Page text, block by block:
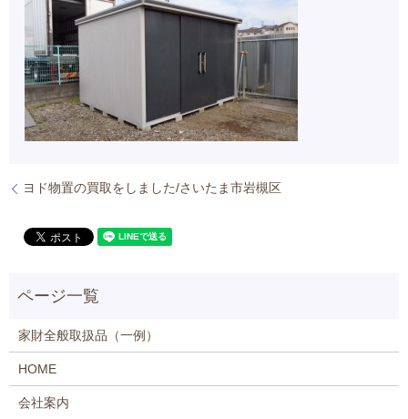
ヨド物置の買取をしました/さいたま市岩槻区
家財全般取扱品（一例）
HOME
会社案内